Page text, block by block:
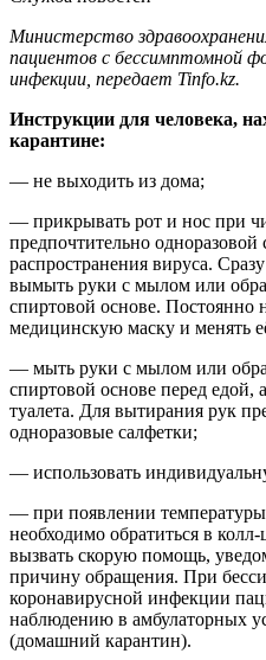
Министерство
пациентов с бессимптомной
инфекции, передает Tinfo.kz.
Инструкции для человека,
карантине:
— не выходить из дома;
— прикрывать рот и нос при
предпочтительно
распространения вируса.
вымыть руки с мылом или
спиртовой основе.
медицинскую маску и менять
— мыть руки с мылом или
спиртовой основе перед едой,
туалета. Для вытирания рук
одноразовые салфетки;
— использовать
— при появлении
необходимо обратиться в
вызвать скорую помощь,
причину обращения. При
коронавирусной инфекции
наблюдению в амбулаторных
(домашний карантин).